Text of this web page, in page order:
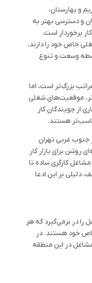
و بهارستان،
و دسترسی بهتر به
برخوردار است.
خاص خود را دارند،
وسعت و تنوع
بزرگ‌تر است، اما
موقعیت‌های شغلی
از جویندگان کار
هستند.
جنوب غربی تهران
روشن برای بازار کار
کارگری ساده تا
بر این ادعا
را در برمی‌گیرد که هر
خود هستند. در
در این منطقه